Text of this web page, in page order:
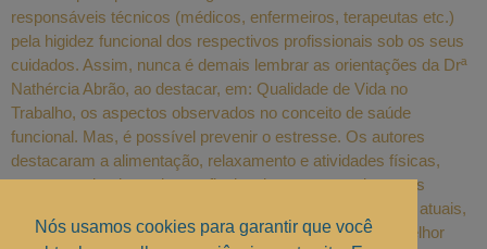
responsáveis técnicos (médicos, enfermeiros, terapeutas etc.)
pela higidez funcional dos respectivos profissionais sob os seus
cuidados. Assim, nunca é demais lembrar as orientações da Drª
Nathércia Abrão, ao destacar, em: Qualidade de Vida no
Trabalho, os aspectos observados no conceito de saúde
funcional. Mas, é possível prevenir o estresse. Os autores
destacaram a alimentação, relaxamento e atividades físicas,
outrora praticadas pelos profissionais que antecederam os
sujeitos considerados na pesquisa em questão. Nos dias atuais,
os profissionais que se empenham para alcançarmos melhor
Nós usamos cookies para garantir que você